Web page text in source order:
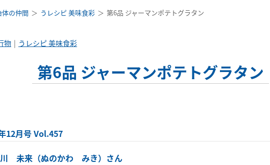
の仲間 うレシピ 美味食彩 第6品 ジャーマンポテトグラタン
物 うレシピ 美味食彩
第6品 ジャーマンポテトグラタン
12月号 Vol.457
未来（ぬのかわ みき）さん